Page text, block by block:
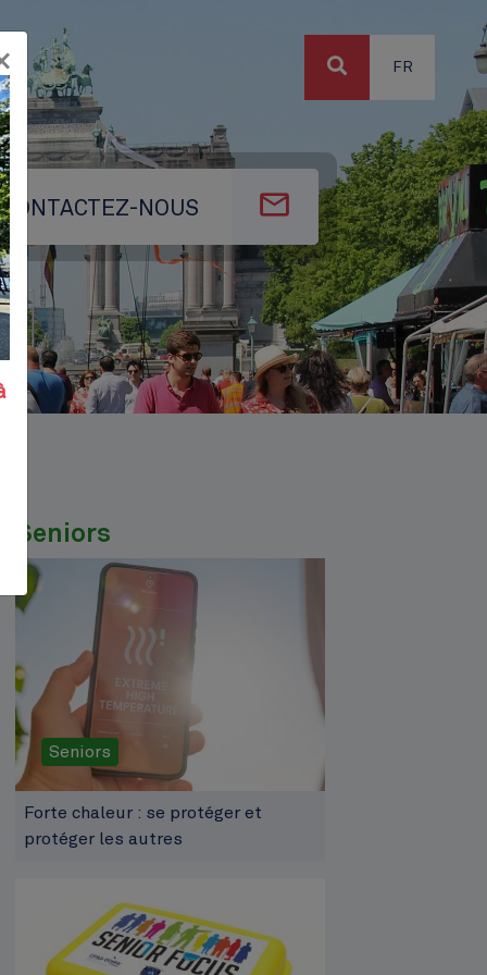
CONTACTEZ-NOUS
FR
Seniors
Seniors
Forte chaleur : se protéger et
protéger les autres